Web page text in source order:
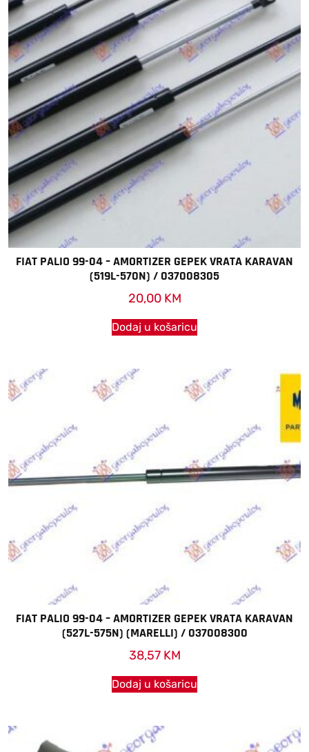
FIAT PALIO 99-04 – AMORTIZER GEPEK VRATA KARAVAN
(519L-570N) / 037008305
20,00 KM
Dodaj u košaricu
FIAT PALIO 99-04 – AMORTIZER GEPEK VRATA KARAVAN
(527L-575N) (MARELLI) / 037008300
38,57 KM
Dodaj u košaricu